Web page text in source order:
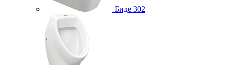
Биде 302